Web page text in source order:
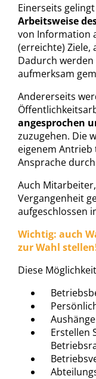
Einerseits
Arbeitsweise
von Information
(erreichte) Ziele,
Dadurch
aufmerksam
Andererseits
angesprochen
zuzugehen. Die
eigenem
Ansprache
Auch
Vergangenheit
aufgeschlossen
Wichtig: auch
zur Wahl
Diese
Erstellen